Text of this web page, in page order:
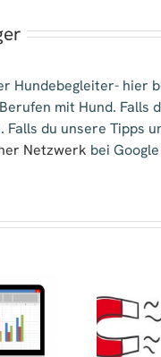
Hundebegleiter- hier
mit Hund. Falls
Falls du unsere Tipps
Netzwerk bei